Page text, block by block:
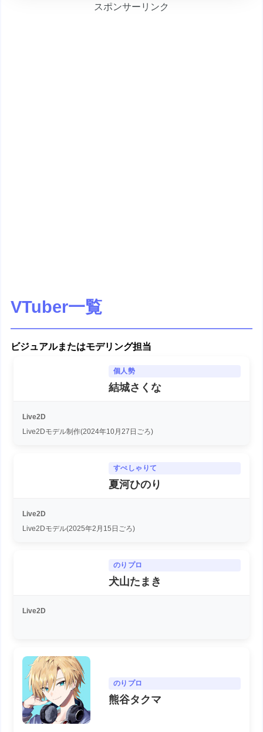
スポンサーリンク
VTuber一覧
ビジュアルまたはモデリング担当
個人勢
結城さくな
Live2D
Live2Dモデル制作(2024年10月27日ごろ)
すぺしゃりて
夏河ひのり
Live2D
Live2Dモデル(2025年2月15日ごろ)
のりプロ
犬山たまき
Live2D
のりプロ
熊谷タクマ